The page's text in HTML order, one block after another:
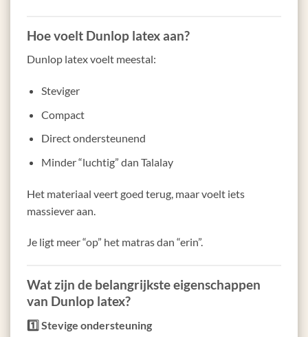
Hoe voelt Dunlop latex aan?
Dunlop latex voelt meestal:
Steviger
Compact
Direct ondersteunend
Minder “luchtig” dan Talalay
Het materiaal veert goed terug, maar voelt iets
massiever aan.
Je ligt meer “op” het matras dan “erin”.
Wat zijn de belangrijkste eigenschappen
van Dunlop latex?
1️⃣ Stevige ondersteuning